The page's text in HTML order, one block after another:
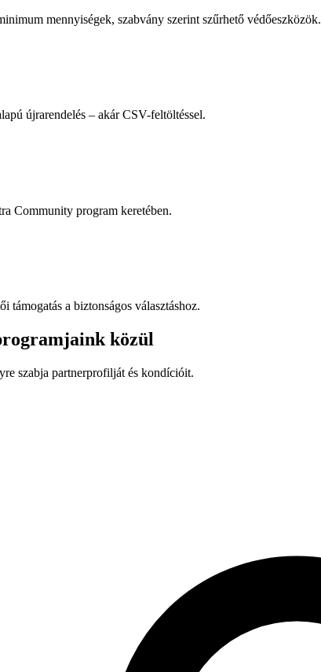
mennyiségek, szabvány szerint szűrhető védőeszközök.
újrarendelés – akár CSV-feltöltéssel.
Community program keretében.
támogatás a biztonságos választáshoz.
közül
szabja partnerprofilját és kondícióit.